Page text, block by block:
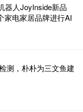
器人JoyInside新品
家电家居品牌进行AI
测，朴朴为三文鱼建